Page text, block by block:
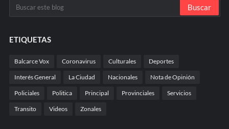
ETIQUETAS
Balcarce Vox Coronavirus Culturales Deportes
Interés General La Ciudad Nacionales Nota de Opinión
Policiales Politica Principal Provinciales Servicios
Transito Videos Zonales